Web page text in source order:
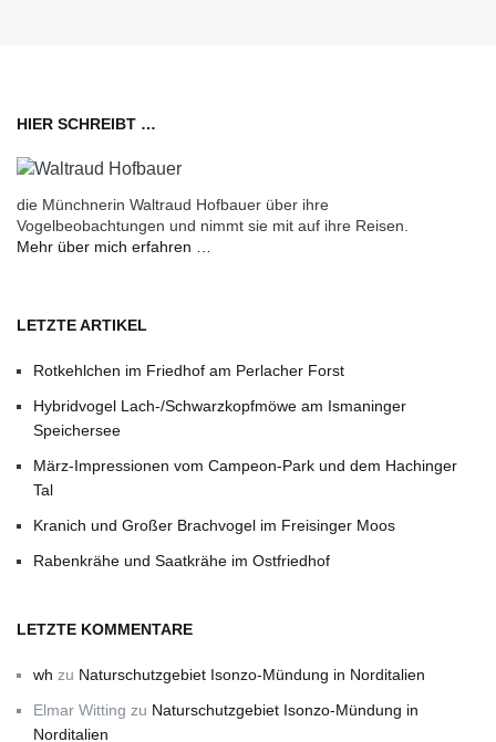
HIER SCHREIBT …
die Münchnerin Waltraud Hofbauer über ihre
Vogelbeobachtungen und nimmt sie mit auf ihre Reisen.
Mehr über mich erfahren …
LETZTE ARTIKEL
Rotkehlchen im Friedhof am Perlacher Forst
Hybridvogel Lach-/Schwarzkopfmöwe am Ismaninger
Speichersee
März-Impressionen vom Campeon-Park und dem Hachinger
Tal
Kranich und Großer Brachvogel im Freisinger Moos
Rabenkrähe und Saatkrähe im Ostfriedhof
LETZTE KOMMENTARE
wh zu Naturschutzgebiet Isonzo-Mündung in Norditalien
Elmar Witting zu Naturschutzgebiet Isonzo-Mündung in
Norditalien